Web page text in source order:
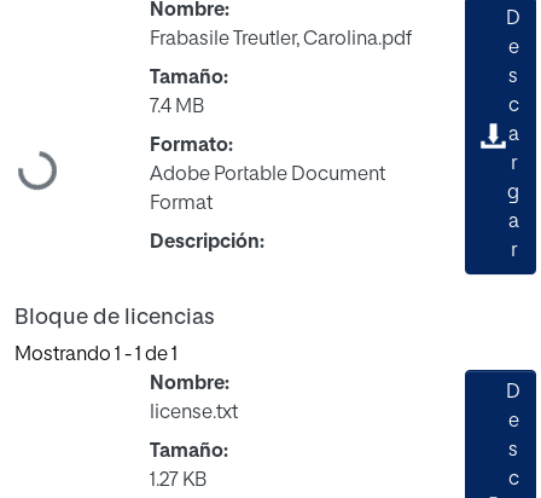
Cargando...
Nombre:
Frabasile Treutler, Carolina.pdf
Tamaño:
7.4 MB
Formato:
Adobe Portable Document
Format
Descripción:
D
e
s
c
a
r
g
a
r
Bloque de licencias
Mostrando 1 - 1 de 1
Nombre:
license.txt
Tamaño:
1.27 KB
D
e
s
c